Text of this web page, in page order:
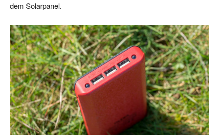
dem Solarpanel.